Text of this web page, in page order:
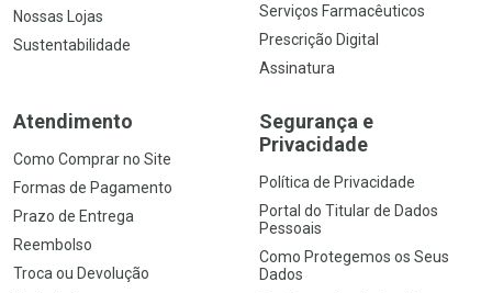
Nossas Lojas
Sustentabilidade
Serviços Farmacêuticos
Prescrição Digital
Assinatura
Atendimento
Como Comprar no Site
Formas de Pagamento
Prazo de Entrega
Reembolso
Troca ou Devolução
Segurança e
Privacidade
Política de Privacidade
Portal do Titular de Dados
Pessoais
Como Protegemos os Seus
Dados